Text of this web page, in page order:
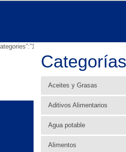
Categorías
Aceites y Grasas
Aditivos Alimentarios
Agua potable
Alimentos